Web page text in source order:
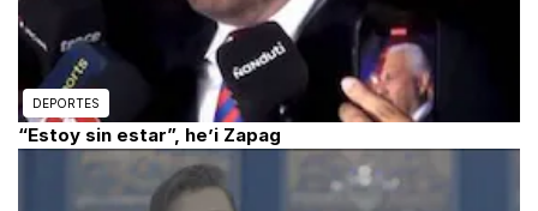
DEPORTES
“Estoy sin estar”, he’i Zapag